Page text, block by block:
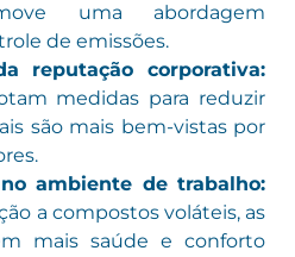
uma abordagem
de emissões.
reputação corporativa:
medidas para reduzir
são mais bem-vistas por
ambiente de trabalho:
a compostos voláteis, as
mais saúde e conforto